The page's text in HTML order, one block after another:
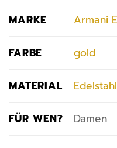
MARKE Armani
FARBE gold
MATERIAL Edelstahl
FÜR WEN? Damen